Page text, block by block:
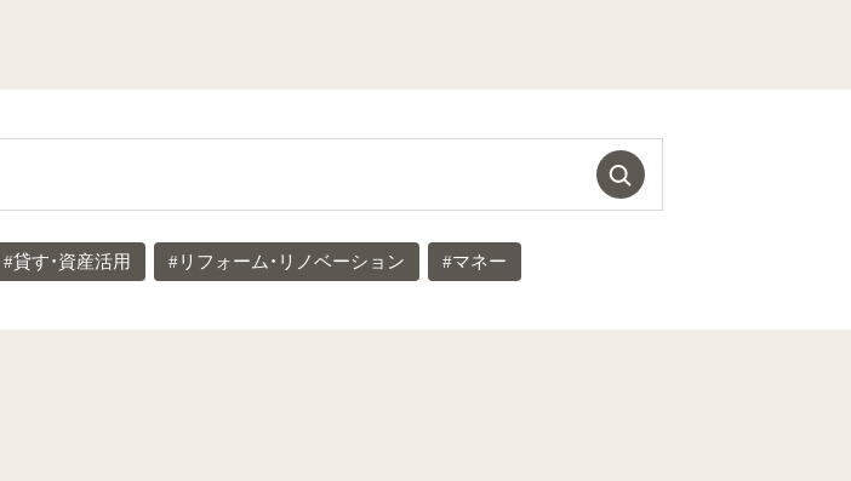
#貸す・資産活用 #リフォーム・リノベーション #マネー